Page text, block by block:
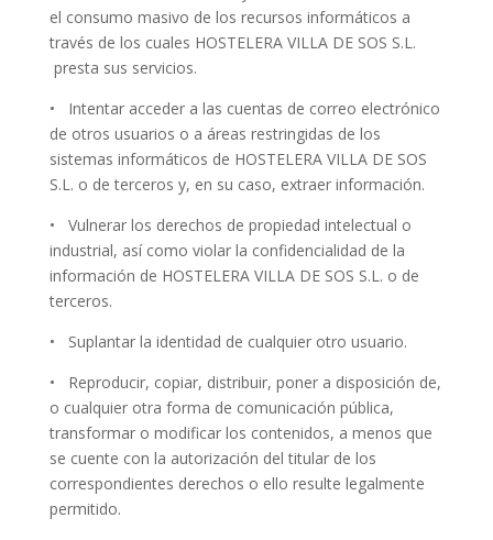
el consumo masivo de los recursos informáticos a
través de los cuales HOSTELERA VILLA DE SOS S.L.
presta sus servicios.
• Intentar acceder a las cuentas de correo electrónico
de otros usuarios o a áreas restringidas de los
sistemas informáticos de HOSTELERA VILLA DE SOS
S.L. o de terceros y, en su caso, extraer información.
• Vulnerar los derechos de propiedad intelectual o
industrial, así como violar la confidencialidad de la
información de HOSTELERA VILLA DE SOS S.L. o de
terceros.
• Suplantar la identidad de cualquier otro usuario.
• Reproducir, copiar, distribuir, poner a disposición de,
o cualquier otra forma de comunicación pública,
transformar o modificar los contenidos, a menos que
se cuente con la autorización del titular de los
correspondientes derechos o ello resulte legalmente
permitido.